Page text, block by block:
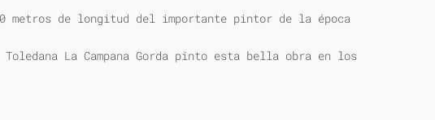
de longitud del importante pintor de la época
La Campana Gorda pinto esta bella obra en los